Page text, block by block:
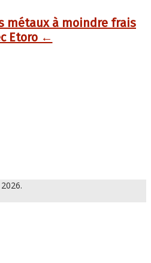
métaux à moindre frais
Etoro ←